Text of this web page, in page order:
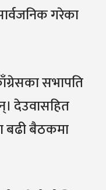
गरेका
सभापति
देउवासहित
बढी बैठकमा